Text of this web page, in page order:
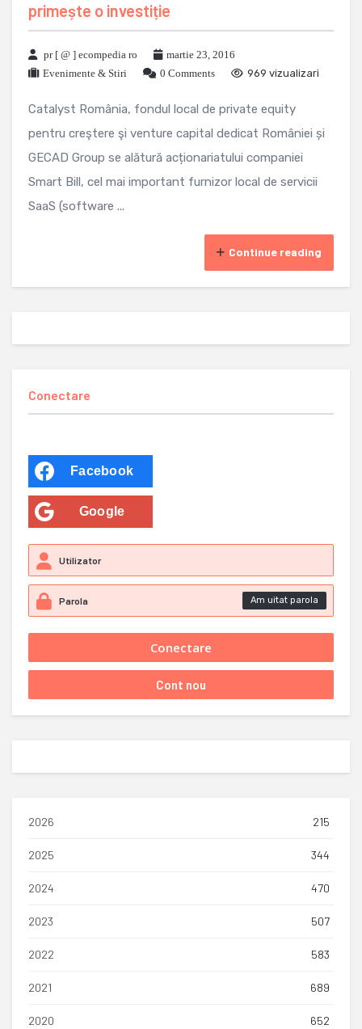
primește o investiție
pr [ @ ] ecompedia ro
martie 23, 2016
Evenimente & Stiri
0 Comments 969 vizualizari
Catalyst România, fondul local de private equity
pentru creştere şi venture capital dedicat României și
GECAD Group se alătură acționariatului companiei
Smart Bill, cel mai important furnizor local de servicii
SaaS (software ...
Continue reading
Conectare
Facebook
Google
Am uitat parola
2026 215
2025 344
2024 470
2023 507
2022 583
2021 689
2020 652